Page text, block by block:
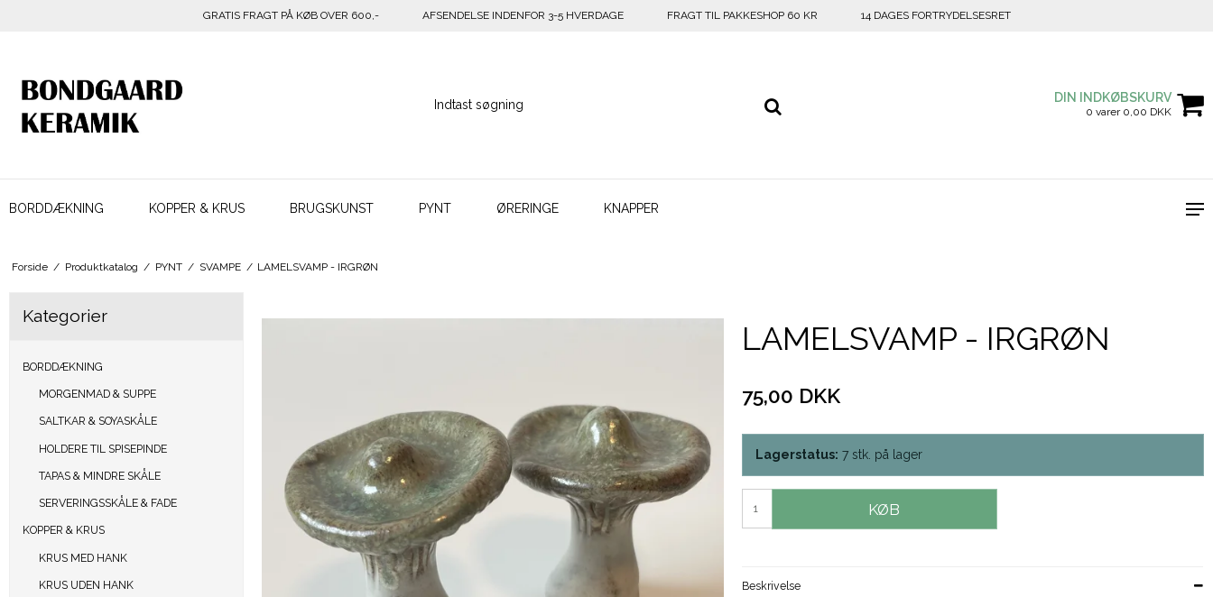
GRATIS FRAGT PÅ KØB OVER 600,- AFSENDELSE INDENFOR 3-5 HVERDAGE FRAGT TIL PAKKESHOP 60 KR 14 DAGES FORTRYDELSESRET
DIN INDKØBSKURV
0 varer 0,00 DKK
BORDDÆKNING KOPPER & KRUS BRUGSKUNST PYNT ØRERINGE KNAPPER
Forside / Produktkatalog / PYNT / SVAMPE / LAMELSVAMP - IRGRØN
Kategorier
BORDDÆKNING
MORGENMAD & SUPPE
SALTKAR & SOYASKÅLE
HOLDERE TIL SPISEPINDE
TAPAS & MINDRE SKÅLE
SERVERINGSSKÅLE & FADE
KOPPER & KRUS
KRUS MED HANK
KRUS UDEN HANK
LAMELSVAMP - IRGRØN
75,00 DKK
Lagerstatus: 7 stk. på lager
KØB
Beskrivelse